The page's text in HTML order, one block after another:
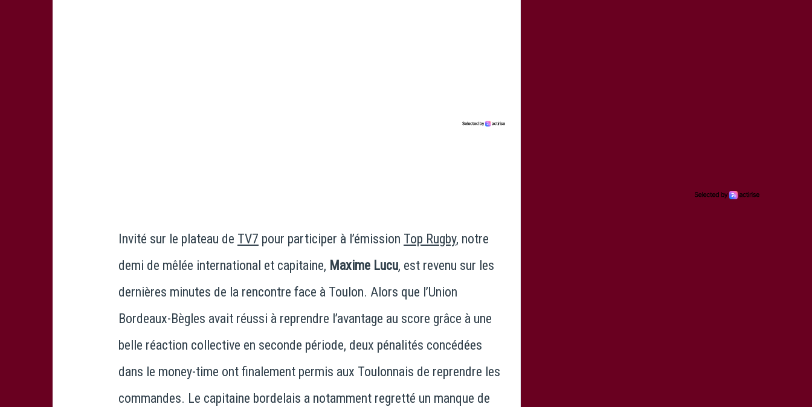
Invité sur le plateau de TV7 pour participer à l’émission Top Rugby, notre
demi de mêlée international et capitaine, Maxime Lucu, est revenu sur les
dernières minutes de la rencontre face à Toulon. Alors que l’Union
Bordeaux-Bègles avait réussi à reprendre l’avantage au score grâce à une
belle réaction collective en seconde période, deux pénalités concédées
dans le money-time ont finalement permis aux Toulonnais de reprendre les
commandes. Le capitaine bordelais a notamment regretté un manque de